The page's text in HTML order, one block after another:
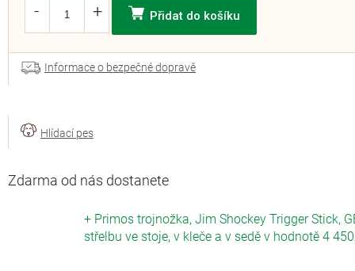
Přidat do košíku
Zdarma od nás dostanete
+ Primos trojnožka, Jim Shockey Trigger Stick,
střelbu ve stoje, v kleče a v sedě v hodnotě 4
Informace o bezpečné dopravě